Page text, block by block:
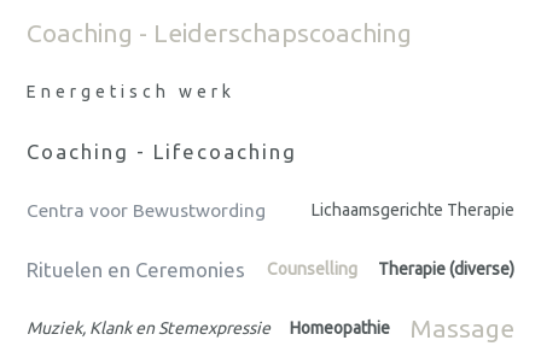
Coaching - Leiderschapscoaching
Energetisch werk
Coaching - Lifecoaching
Centra voor Bewustwording Lichaamsgerichte Therapie
Rituelen en Ceremonies Counselling Therapie (diverse)
Muziek, Klank en Stemexpressie Homeopathie Massage